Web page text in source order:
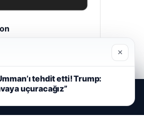
×
tehdit etti! Trump:
uçuracağız”